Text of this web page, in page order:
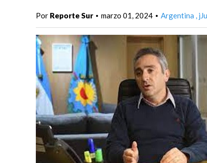
Por Reporte Sur • marzo 01, 2024 • Argentina